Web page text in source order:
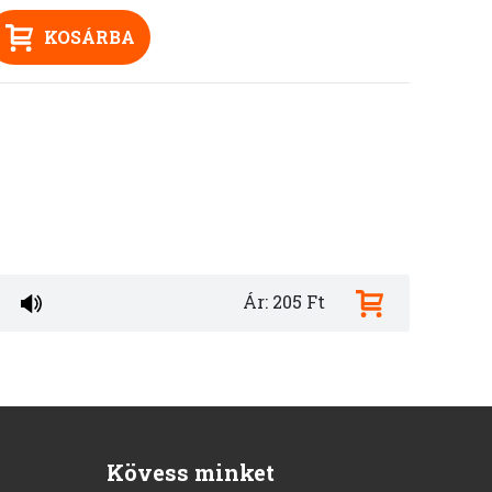
KOSÁRBA
Ár: 205 Ft
Kövess minket